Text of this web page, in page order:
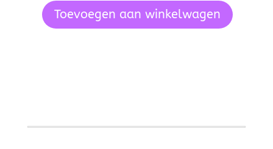
OnbeperktToevoegen aan winkelwagen